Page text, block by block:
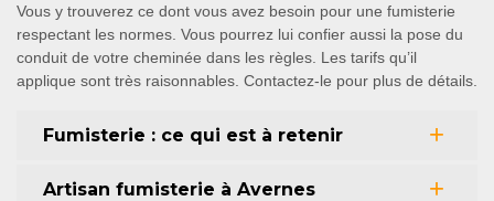
Vous y trouverez ce dont vous avez besoin pour une fumisterie
respectant les normes. Vous pourrez lui confier aussi la pose du
conduit de votre cheminée dans les règles. Les tarifs qu’il
applique sont très raisonnables. Contactez-le pour plus de détails.
Fumisterie : ce qui est à retenir
Artisan fumisterie à Avernes